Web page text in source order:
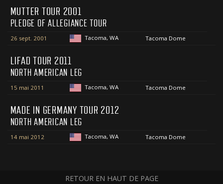
MUTTER TOUR 2001
PLEDGE OF ALLEGIANCE TOUR
26 sept. 2001 Tacoma, WA Tacoma Dome
LIFAD TOUR 2011
NORTH AMERICAN LEG
15 mai 2011 Tacoma, WA Tacoma Dome
MADE IN GERMANY TOUR 2012
NORTH AMERICAN LEG
14 mai 2012 Tacoma, WA Tacoma Dome
RETOUR EN HAUT DE PAGE